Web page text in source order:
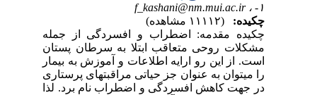
f_kashani@nm.mui.ac.ir
چکیده:
چکیده مقدمه: اضطراب و افسردگی از جمله
مشکلات روحی متعاقب ابتلا به سرطان پستان
است. از این رو ارایه اطلاعات و آموزش به بیمار
را می‏توان به عنوان جز حیاتی مراقبت‏های پرستاری
در جهت کاهش افسردگی و اضطراب نام برد. لذا